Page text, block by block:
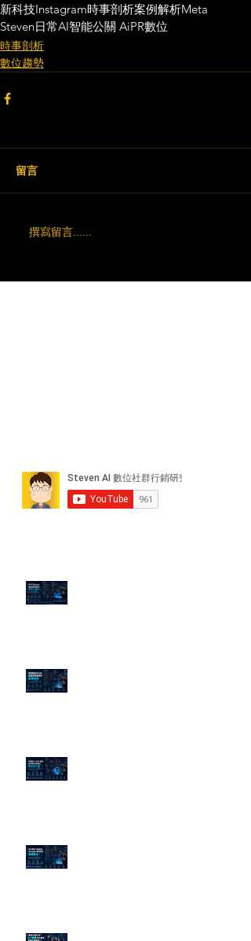
新科技Instagram時事剖析案例解析Meta
Steven日常AI智能公關 AiPR數位
時事剖析
數位趨勢
留言
撰寫留言......